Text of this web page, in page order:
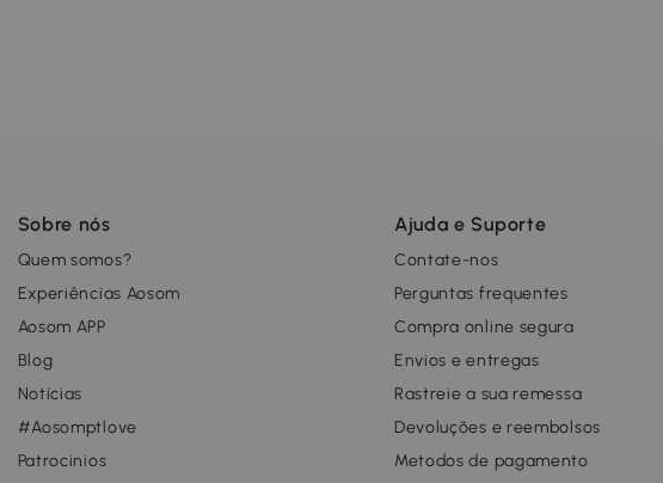
Sobre nós
Quem somos?
Experiências Aosom
Aosom APP
Blog
Notícias
#Aosomptlove
Patrocinios
Ajuda e Suporte
Contate-nos
Perguntas frequentes
Compra online segura
Envios e entregas
Rastreie a sua remessa
Devoluções e reembolsos
Metodos de pagamento